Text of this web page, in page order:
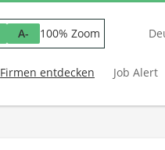
A- 100% Zoom
Firmen entdecken Job Alert